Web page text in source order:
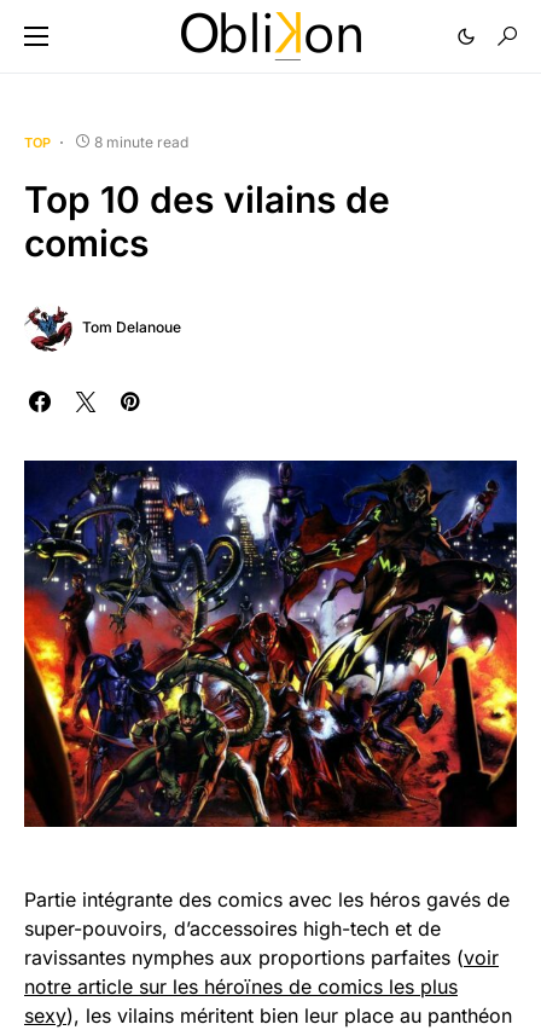
TOP 8 minute read
Top 10 des vilains de
comics
Tom Delanoue
Partie intégrante des comics avec les héros gavés de
super-pouvoirs, d’accessoires high-tech et de
ravissantes nymphes aux proportions parfaites (voir
notre article sur les héroïnes de comics les plus
sexy), les vilains méritent bien leur place au panthéon